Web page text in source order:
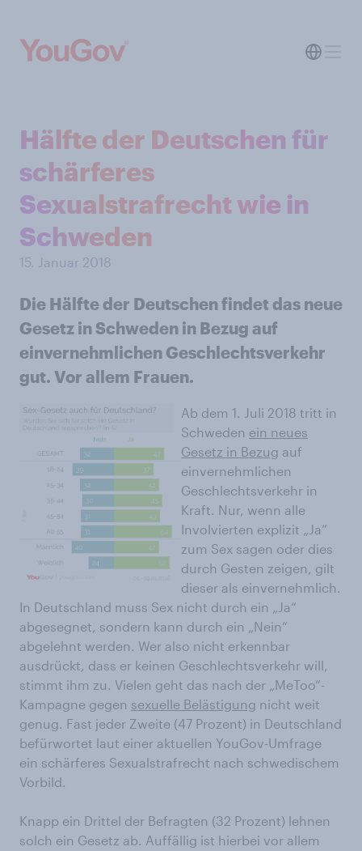
Hälfte der Deutschen für
schärferes
Sexualstrafrecht wie in
Schweden
15. Januar 2018
Die Hälfte der Deutschen findet das neue
Gesetz in Schweden in Bezug auf
einvernehmlichen Geschlechtsverkehr
gut. Vor allem Frauen.
Ab dem 1. Juli 2018 tritt in
Schweden ein neues
Gesetz in Bezug auf
einvernehmlichen
Geschlechtsverkehr in
Kraft. Nur, wenn alle
Involvierten explizit „Ja“
zum Sex sagen oder dies
durch Gesten zeigen, gilt
dieser als einvernehmlich.
In Deutschland muss Sex nicht durch ein „Ja“
abgesegnet, sondern kann durch ein „Nein“
abgelehnt werden. Wer also nicht erkennbar
ausdrückt, dass er keinen Geschlechtsverkehr will,
stimmt ihm zu. Vielen geht das nach der „MeToo“-
Kampagne gegen sexuelle Belästigung nicht weit
genug. Fast jeder Zweite (47 Prozent) in Deutschland
befürwortet laut einer aktuellen YouGov-Umfrage
ein schärferes Sexualstrafrecht nach schwedischem
Vorbild.
Knapp ein Drittel der Befragten (32 Prozent) lehnen
solch ein Gesetz ab. Auffällig ist hierbei vor allem